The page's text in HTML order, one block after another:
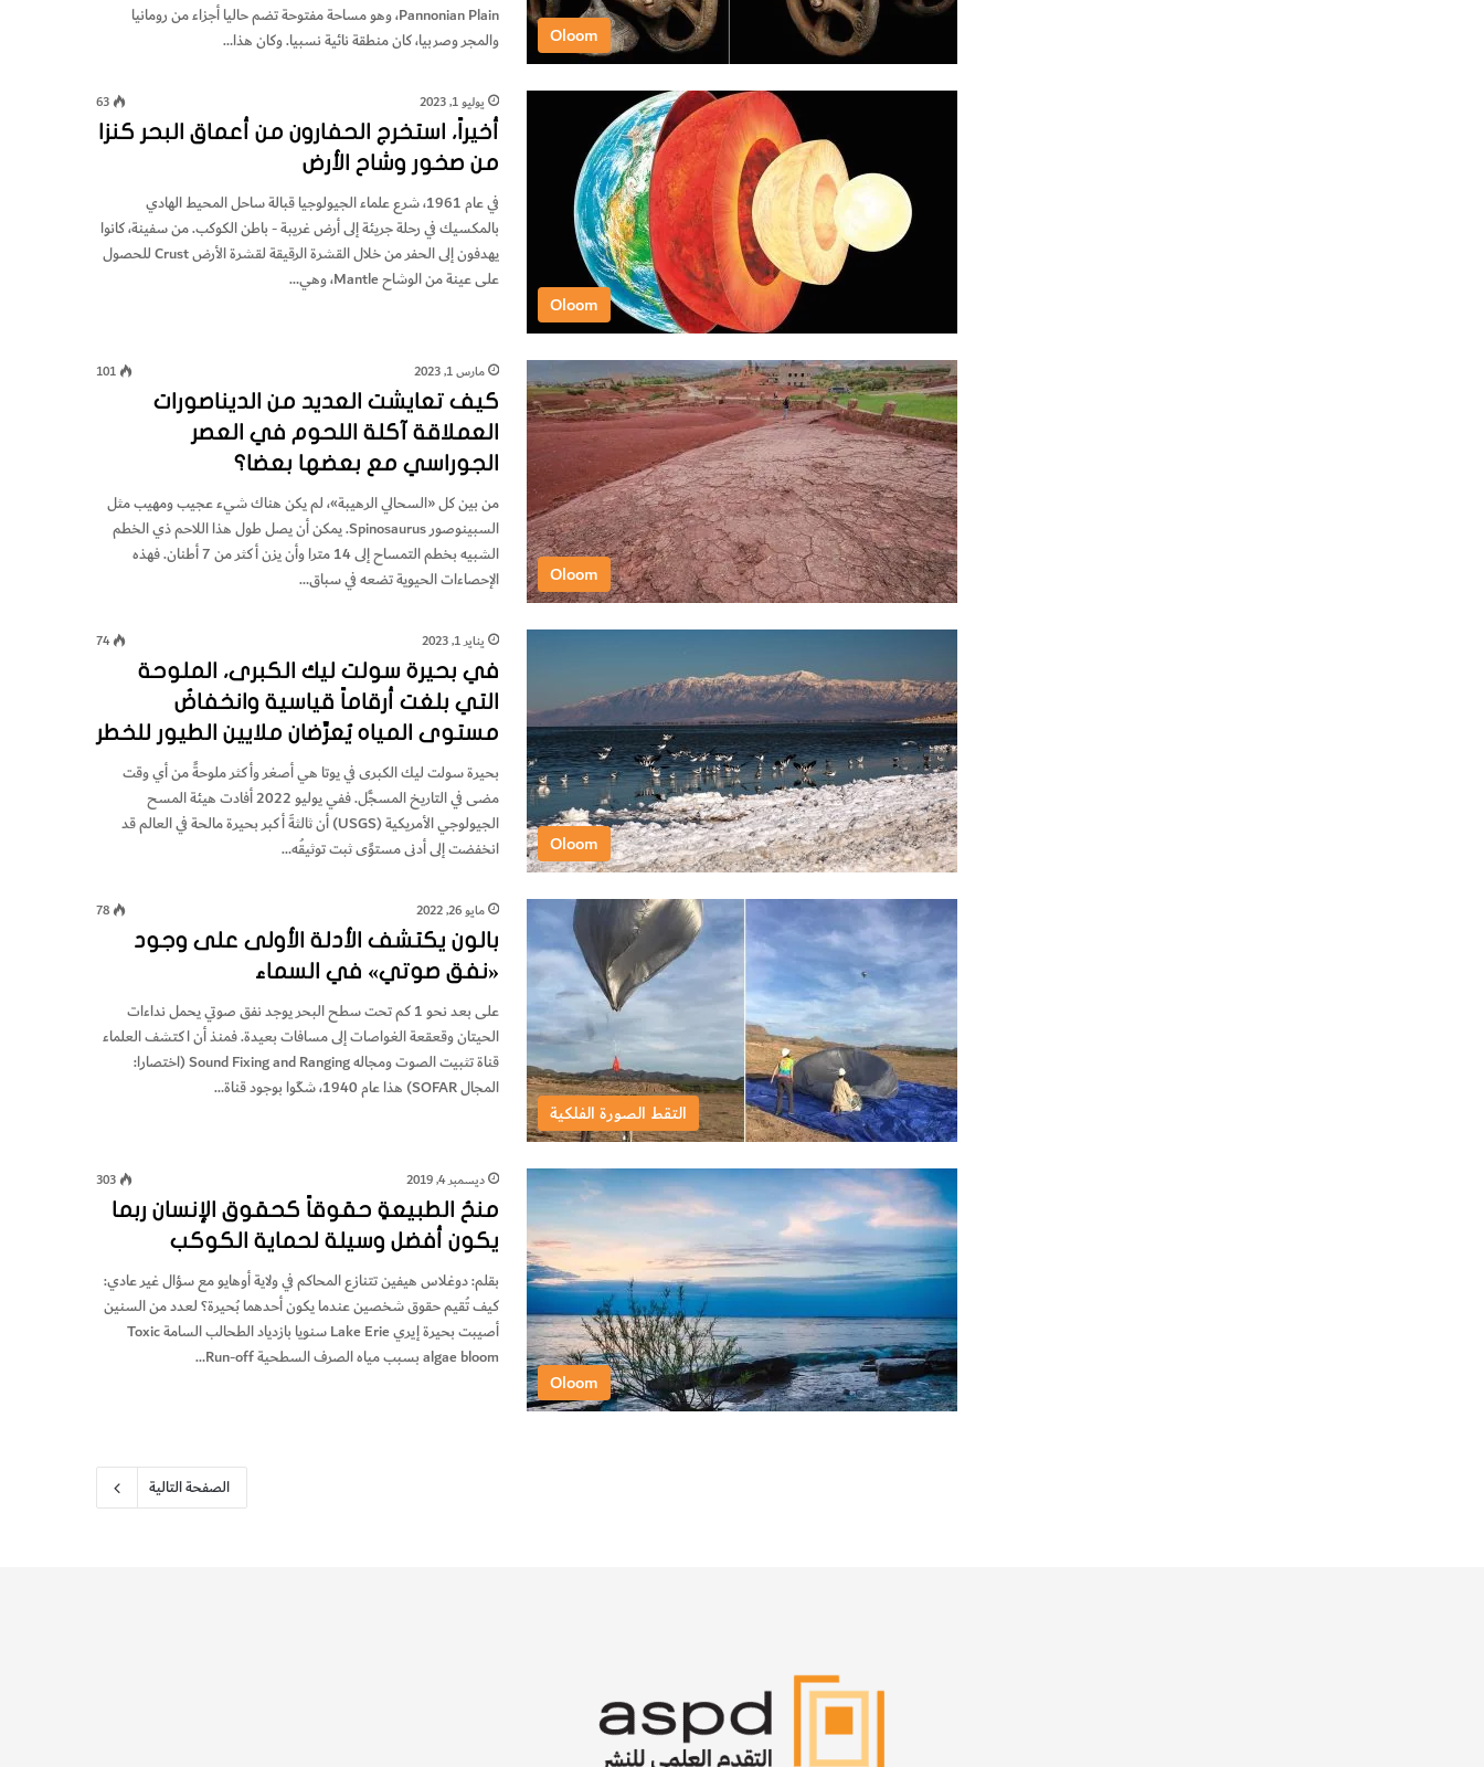
Oloom
Pannonian Plain، وهو مساحة مفتوحة تضم حاليا أجزاء من رومانيا
والمجر وصربيا، كان منطقة نائية نسبيا. وكان هذا…
Oloom
يوليو 1, 2023 63
أخيراً، استخرج الحفارون من أعماق البحر كنزا
من صخور وشاح الأرض
في عام 1961، شرع علماء الجيولوجيا قبالة ساحل المحيط الهادي
بالمكسيك في رحلة جريئة إلى أرض غريبة - باطن الكوكب. من سفينة، كانوا
يهدفون إلى الحفر من خلال القشرة الرقيقة لقشرة الأرض Crust للحصول
على عينة من الوشاح Mantle، وهي…
Oloom
مارس 1, 2023 101
كيف تعايشت العديد من الديناصورات
العملاقة آكلة اللحوم في العصر
الجوراسي مع بعضها بعضا؟
من بين كل «السحالي الرهيبة»، لم يكن هناك شيء عجيب ومهيب مثل
السبينوصور Spinosaurus. يمكن أن يصل طول هذا اللاحم ذي الخطم
الشبيه بخطم التمساح إلى 14 مترا وأن يزن أكثر من 7 أطنان. فهذه
الإحصاءات الحيوية تضعه في سباق…
Oloom
يناير 1, 2023 74
في بحيرة سولت ليك الكبرى، الملوحة
التي بلغت أرقاماً قياسية وانخفاضُ
مستوى المياه يُعرِّضان ملايين الطيور للخطر
بحيرة سولت ليك الكبرى في يوتا هي أصغر وأكثر ملوحةً من أي وقت
مضى في التاريخ المسجَّل. ففي يوليو 2022 أفادت هيئة المسح
الجيولوجي الأمريكية (USGS) أن ثالثةَ أكبر بحيرة مالحة في العالم قد
انخفضت إلى أدنى مستوًى ثبت توثيقُه…
التقط الصورة الفلكية
مايو 26, 2022 78
بالون يكتشف الأدلة الأولى على وجود
«نفق صوتي» في السماء
على بعد نحو 1 كم تحت سطح البحر يوجد نفق صوتي يحمل نداءات
الحيتان وقعقعة الغواصات إلى مسافات بعيدة. فمنذ أن اكتشف العلماء
قناة تثبيت الصوت ومجاله Sound Fixing and Ranging (اختصارا:
المجال SOFAR) هذا عام 1940، شكَوا بوجود قناة…
Oloom
ديسمبر 4, 2019 303
منحُ الطبيعةِ حقوقاً كحقوق الإنسان ربما
يكون أفضل وسيلة لحماية الكوكب
بقلم: دوغلاس هيفين تتنازع المحاكم في ولاية أوهايو مع سؤال غير عادي:
كيف تُقيم حقوق شخصين عندما يكون أحدهما بُحيرة؟ لعدد من السنين
أصيبت بحيرة إيري Lake Erie سنويا بازدياد الطحالب السامة Toxic
algae bloom بسبب مياه الصرف السطحية Run-off…
الصفحة التالية